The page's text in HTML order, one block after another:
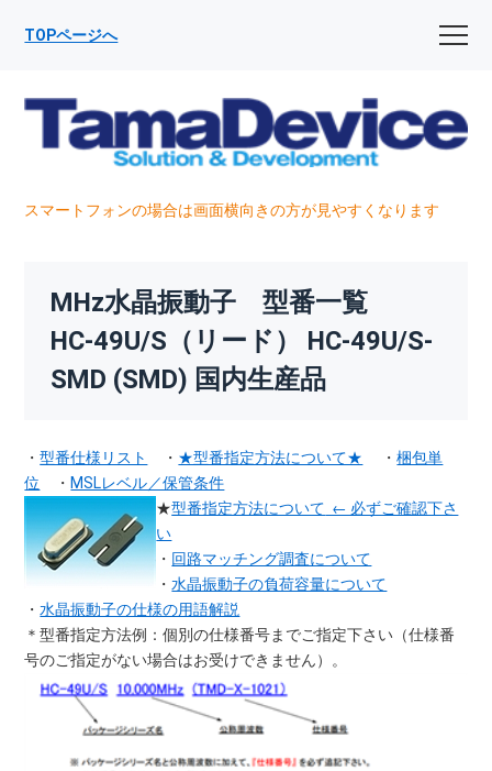
TOPページへ
スマートフォンの場合は画面横向きの方が見やすくなります
MHz水晶振動子 型番一覧
HC-49U/S（リード） HC-49U/S-
SMD (SMD) 国内生産品
・型番仕様リスト ・ ★型番指定方法について★ ・梱包単
位 ・ MSLレベル／保管条件
★型番指定方法について ← 必ずご確認下さ
い
・ 回路マッチング調査について
・水晶振動子の負荷容量について
・水晶振動子の仕様の用語解説
＊型番指定方法例：個別の仕様番号までご指定下さい（仕様番
号のご指定がない場合はお受けできません）。